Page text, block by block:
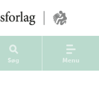
Søg Menu